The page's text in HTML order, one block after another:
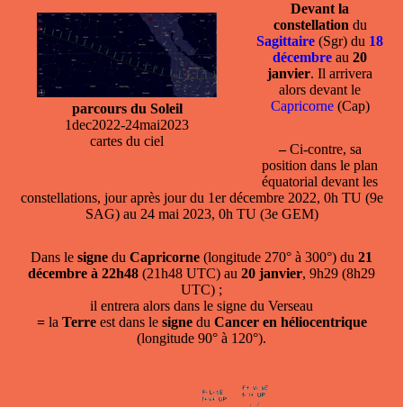
parcours du Soleil
1dec2022-24mai2023
cartes du ciel
Devant la
constellation du
Sagittaire (Sgr) du 18
décembre au 20
janvier. Il arrivera
alors devant le
Capricorne(Cap)
–Ci-contre, sa
position dans le plan
équatorial devant les
constellations, jour après jour du 1er décembre 2022, 0h TU (9e
SAG) au 24 mai 2023, 0h TU (3e GEM)
Dans le signe du Capricorne (longitude 270° à 300°) du 21
décembre à 22h48 (21h48 UTC) au 20 janvier, 9h29 (8h29
UTC) ;
il entrera alors dans le signe du Verseau
=la Terreest dans le signedu Cancer en héliocentrique
(longitude 90° à 120°).